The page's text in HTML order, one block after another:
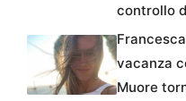
controllo
vacanza
Muore